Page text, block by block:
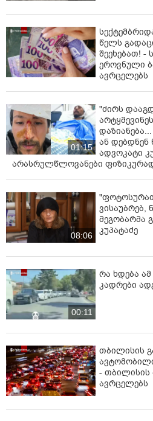
წელს
შეეხებათ!
ეროვნული
ავრცელებს
01:15
"ძირს
ან დებდნენ
ადვოკატი
არასრულწლოვანები
08:06
ვისაუბრებ,
მეგობარმა
კუპატაძე
00:11
რა ხდება
კადრები
თბილისის
- თბილისის
ავრცელებს